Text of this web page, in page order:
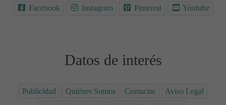
Facebook Instagram Pinterest Youtube
Datos de interés
Publicidad Quiénes Somos Contactar
Aviso Legal